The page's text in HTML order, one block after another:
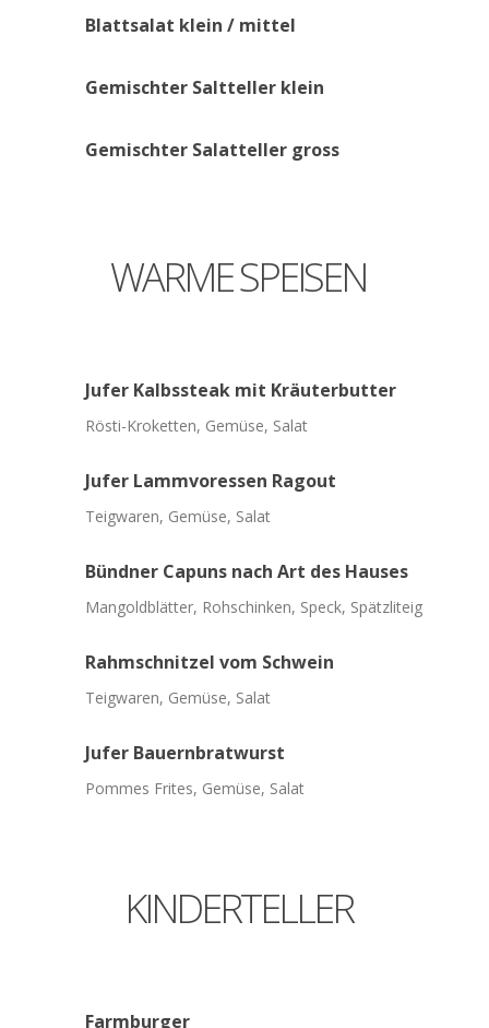
Blattsalat klein / mittel
Gemischter Saltteller klein
Gemischter Salatteller gross
WARMESPEISEN
Jufer Kalbssteak mit Kräuterbutter
Rösti-Kroketten, Gemüse, Salat
Jufer Lammvoressen Ragout
Teigwaren, Gemüse, Salat
Bündner Capuns nach Art des Hauses
Mangoldblätter, Rohschinken, Speck, Spätzliteig
Rahmschnitzel vom Schwein
Teigwaren, Gemüse, Salat
Jufer Bauernbratwurst
Pommes Frites, Gemüse, Salat
KINDERTELLER
Farmburger